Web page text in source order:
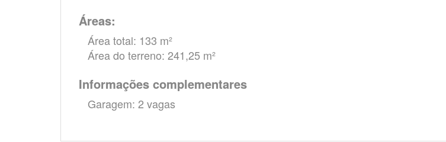
Áreas:
Área total: 133 m²
Área do terreno: 241,25 m²
Informações complementares
Garagem: 2 vagas